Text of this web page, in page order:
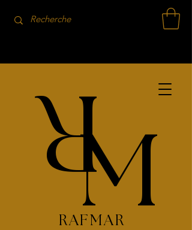
RM
RAFMAR